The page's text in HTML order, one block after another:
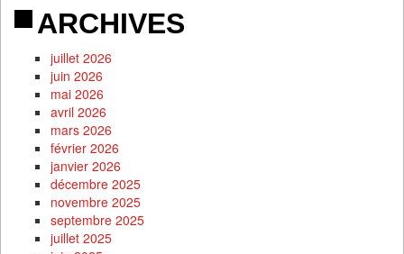
ARCHIVES
juillet 2026
juin 2026
mai 2026
avril 2026
mars 2026
février 2026
janvier 2026
décembre 2025
novembre 2025
septembre 2025
juillet 2025